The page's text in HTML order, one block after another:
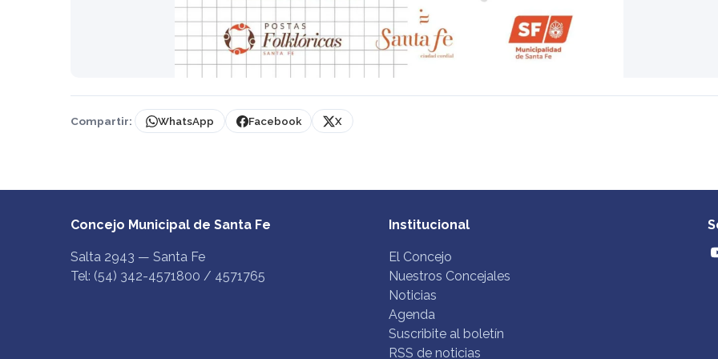
Compartir: WhatsApp Facebook X
Concejo Municipal de Santa Fe
Salta 2943 — Santa Fe
Tel: (54) 342-4571800 / 4571765
Institucional
El Concejo
Nuestros Concejales
Noticias
Agenda
Suscribite al boletín
RSS de noticias